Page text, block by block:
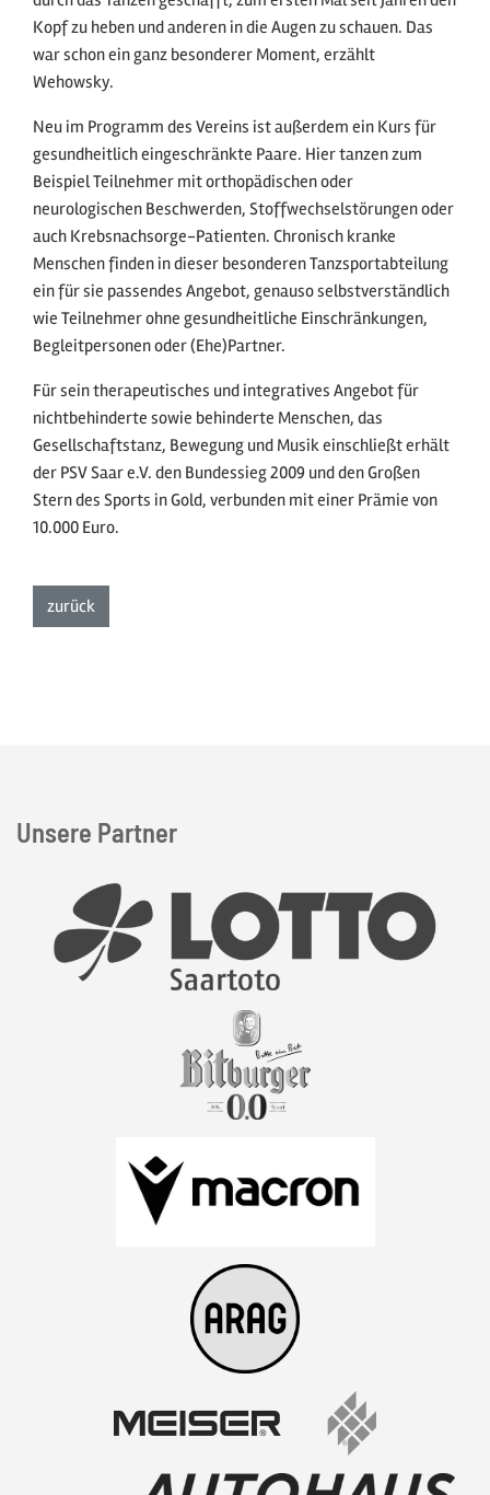
Kopf zu heben und anderen in die Augen zu schauen. Das
war schon ein ganz besonderer Moment, erzählt
Wehowsky.
Neu im Programm des Vereins ist außerdem ein Kurs für
gesundheitlich eingeschränkte Paare. Hier tanzen zum
Beispiel Teilnehmer mit orthopädischen oder
neurologischen Beschwerden, Stoffwechselstörungen oder
auch Krebsnachsorge-Patienten. Chronisch kranke
Menschen finden in dieser besonderen Tanzsportabteilung
ein für sie passendes Angebot, genauso selbstverständlich
wie Teilnehmer ohne gesundheitliche Einschränkungen,
Begleitpersonen oder (Ehe)Partner.
Für sein therapeutisches und integratives Angebot für
nichtbehinderte sowie behinderte Menschen, das
Gesellschaftstanz, Bewegung und Musik einschließt erhält
der PSV Saar e.V. den Bundessieg 2009 und den Großen
Stern des Sports in Gold, verbunden mit einer Prämie von
10.000 Euro.
zurück
Unsere Partner